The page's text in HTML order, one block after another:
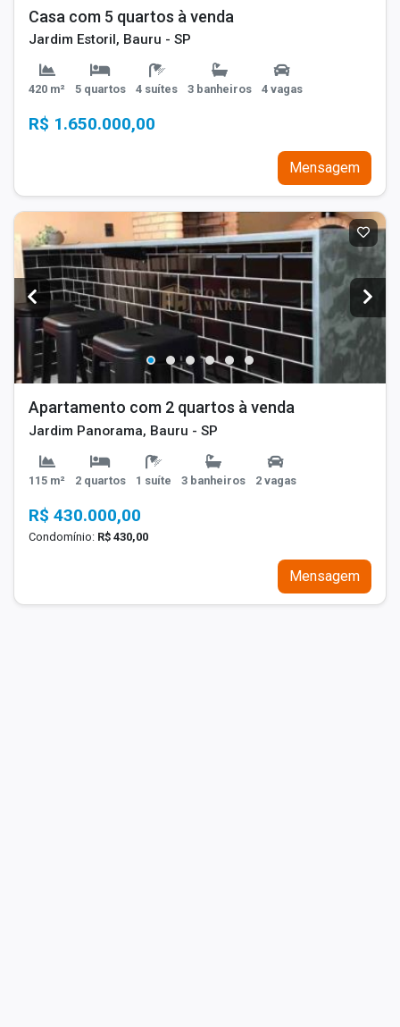
Casa com 5 quartos à venda
Jardim Estoril, Bauru - SP
420 m² 5 quartos 4 suítes 3 banheiros 4 vagas
R$ 1.650.000,00
Mensagem
Apartamento com 2 quartos à venda
Jardim Panorama, Bauru - SP
115 m² 2 quartos 1 suíte 3 banheiros 2 vagas
R$ 430.000,00
Condomínio: R$ 430,00
Mensagem